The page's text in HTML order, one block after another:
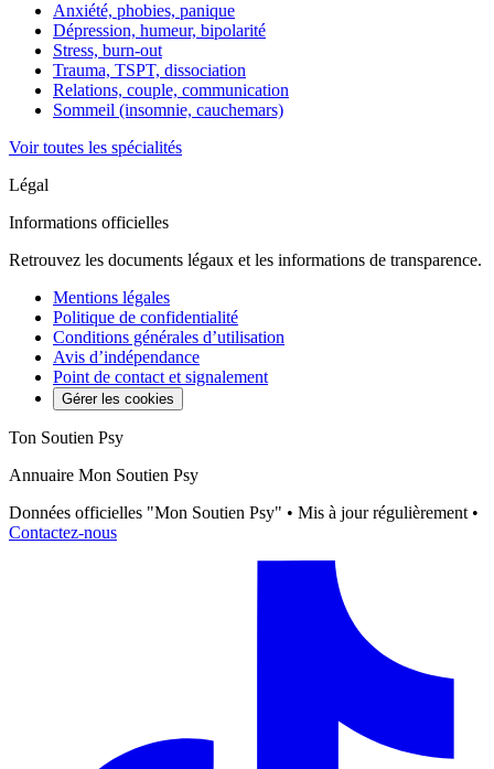
Anxiété, phobies, panique
Dépression, humeur, bipolarité
Stress, burn-out
Trauma, TSPT, dissociation
Relations, couple, communication
Sommeil (insomnie, cauchemars)
Voir toutes les spécialités
Légal
Informations officielles
Retrouvez les documents légaux et les informations de transparence.
Mentions légales
Politique de confidentialité
Conditions générales d’utilisation
Avis d’indépendance
Point de contact et signalement
Gérer les cookies
Ton Soutien Psy
Annuaire Mon Soutien Psy
Données officielles "Mon Soutien Psy" • Mis à jour régulièrement •
Contactez-nous